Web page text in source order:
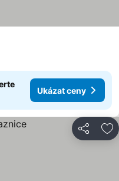
Ukázat ceny
Sdílet